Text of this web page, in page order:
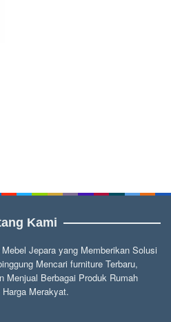
Kami
Jepara yang Memberikan Solusi
Mencari furniture Terbaru,
Menjual Berbagai Produk Rumah
Merakyat.